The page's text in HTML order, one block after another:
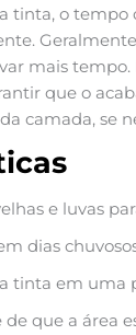
tinta, o
mais
que o
camada, se
e luvas
dias
tinta em uma
que a área